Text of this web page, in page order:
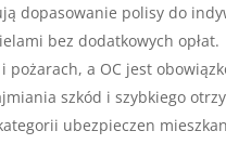
dopasowanie polisy do
bez dodatkowych opłat.
a OC jest
szkód i szybkiego
ubezpieczen